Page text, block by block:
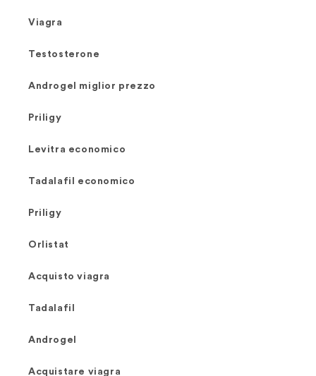
Viagra
Testosterone
Androgel miglior prezzo
Priligy
Levitra economico
Tadalafil economico
Priligy
Orlistat
Acquisto viagra
Tadalafil
Androgel
Acquistare viagra